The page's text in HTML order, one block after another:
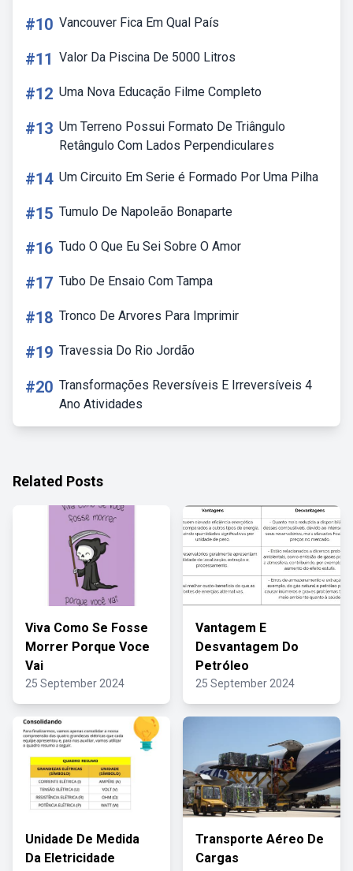
#10 Vancouver Fica Em Qual País
#11 Valor Da Piscina De 5000 Litros
#12 Uma Nova Educação Filme Completo
#13 Um Terreno Possui Formato De Triângulo
Retângulo Com Lados Perpendiculares
#14 Um Circuito Em Serie é Formado Por Uma Pilha
#15 Tumulo De Napoleão Bonaparte
#16 Tudo O Que Eu Sei Sobre O Amor
#17 Tubo De Ensaio Com Tampa
#18 Tronco De Arvores Para Imprimir
#19 Travessia Do Rio Jordão
#20 Transformações Reversíveis E Irreversíveis 4
Ano Atividades
Related Posts
Viva Como Se Fosse
Morrer Porque Voce
Vai
25 September 2024
Vantagem E
Desvantagem Do
Petróleo
25 September 2024
Unidade De Medida
Da Eletricidade
Transporte Aéreo De
Cargas